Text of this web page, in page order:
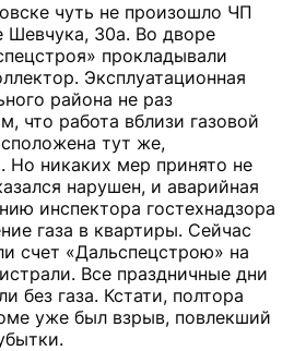
чуть не произошло ЧП
Шевчука, 30а. Во дворе
прокладывали
Эксплуатационная
района не раз
что работа вблизи газовой
тут же,
Но никаких мер принято не
нарушен, и аварийная
инспектора гостехнадзора
газа в квартиры. Сейчас
счет «Дальспецстрою» на
Все праздничные дни
без газа. Кстати, полтора
уже был взрыв, повлекший